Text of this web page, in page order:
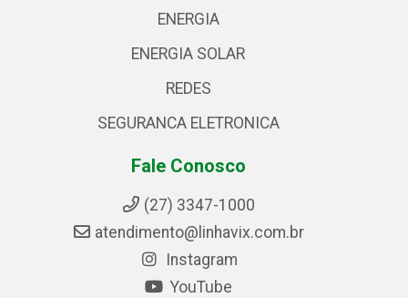
ENERGIA
ENERGIA SOLAR
REDES
SEGURANCA ELETRONICA
Fale Conosco
(27) 3347-1000
atendimento@linhavix.com.br
Instagram
YouTube